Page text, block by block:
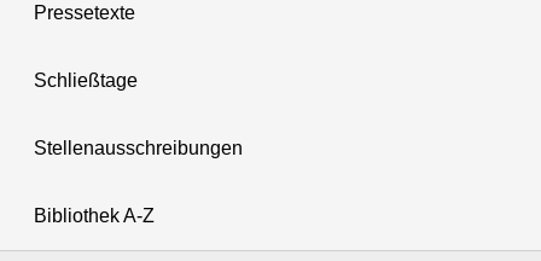
Pressetexte
Schließtage
Stellenausschreibungen
Bibliothek A-Z